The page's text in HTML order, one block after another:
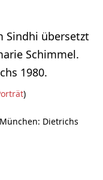
Sindhi übersetzt
Schimmel.
1980.
)
München: Dietrichs